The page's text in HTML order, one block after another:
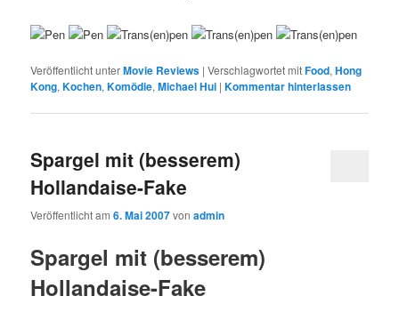
Veröffentlicht unterMovie Reviews |Verschlagwortet mitFood,Hong
Kong,Kochen,Komödie,Michael Hui |Kommentar hinterlassen
Spargel mit (besserem)
Hollandaise-Fake
Veröffentlicht am6. Mai 2007vonadmin
Spargel mit (besserem)
Hollandaise-Fake